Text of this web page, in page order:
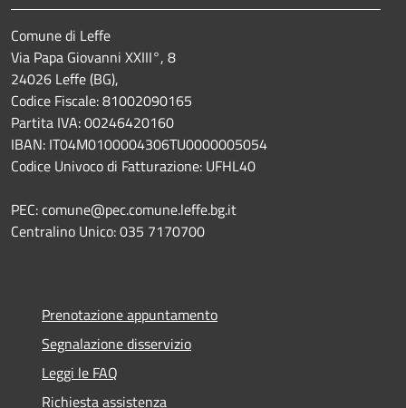
Comune di Leffe
Via Papa Giovanni XXIII°, 8
24026 Leffe (BG),
Codice Fiscale: 81002090165
Partita IVA: 00246420160
IBAN: IT04M0100004306TU0000005054
Codice Univoco di Fatturazione: UFHL40
PEC: comune@pec.comune.leffe.bg.it
Centralino Unico: 035 7170700
Prenotazione appuntamento
Segnalazione disservizio
Leggi le FAQ
Richiesta assistenza